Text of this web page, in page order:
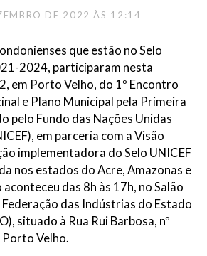
DE 2022 ÀS 12:14
que estão no Selo
2024, participaram nesta
em Porto Velho, do 1º Encontro
e Plano Municipal pela Primeira
pelo Fundo das Nações Unidas
em parceria com a Visão
implementadora do Selo UNICEF
nos estados do Acre, Amazonas e
das 8h às 17h, no Salão
das Indústrias do Estado
situado à Rua Rui Barbosa, nº
Velho.